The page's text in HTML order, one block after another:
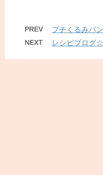
PREV プチくるみパン
NEXT レシピブログ